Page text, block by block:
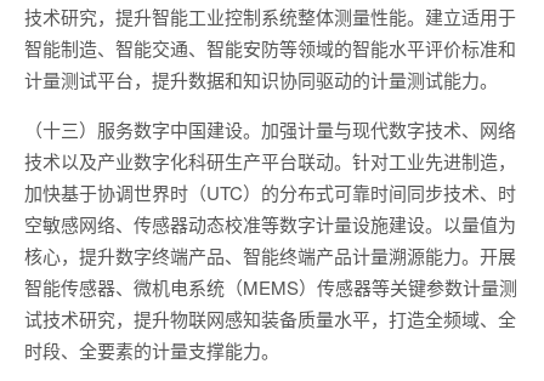
技术研究，提升智能工业控制系统整体测量性能。建立适用于
智能制造、智能交通、智能安防等领域的智能水平评价标准和
计量测试平台，提升数据和知识协同驱动的计量测试能力。
（十三）服务数字中国建设。加强计量与现代数字技术、网络
技术以及产业数字化科研生产平台联动。针对工业先进制造，
加快基于协调世界时（UTC）的分布式可靠时间同步技术、时
空敏感网络、传感器动态校准等数字计量设施建设。以量值为
核心，提升数字终端产品、智能终端产品计量溯源能力。开展
智能传感器、微机电系统（MEMS）传感器等关键参数计量测
试技术研究，提升物联网感知装备质量水平，打造全频域、全
时段、全要素的计量支撑能力。